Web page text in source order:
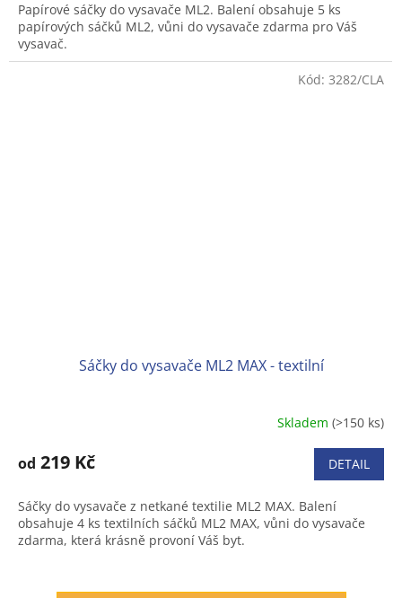
Papírové sáčky do vysavače ML2. Balení obsahuje 5 ks
papírových sáčků ML2, vůni do vysavače zdarma pro Váš
vysavač.
Sáčky do vysavače ML2 MAX - textilní
Skladem (>150 ks)
od 219 Kč DETAIL
Sáčky do vysavače z netkané textilie ML2 MAX. Balení
obsahuje 4 ks textilních sáčků ML2 MAX, vůni do vysavače
zdarma, která krásně provoní Váš byt.
Kód: 3282/CLA